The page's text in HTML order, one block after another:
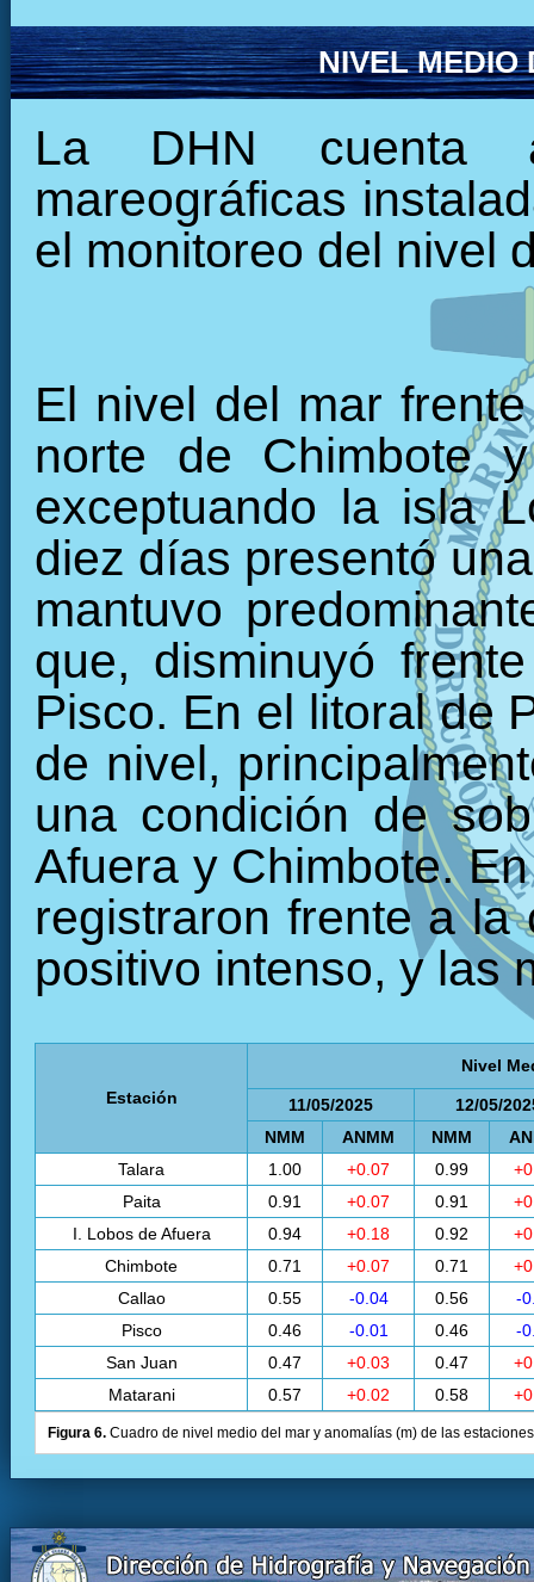
NIVEL MEDIO
La DHN cuenta
mareográficas
el monitoreo del nivel
El nivel del mar
norte de Chimbote
exceptuando la isla
diez días presentó
mantuvo
que, disminuyó
Pisco. En el litoral de
de nivel,
una condición de
Afuera y Chimbote.
registraron frente a la
positivo intenso, y las
Estación
Nivel
11/05/2025
12/05/
NMM
ANMM NMM
Talara
1.00 +0.07 0.99
Paita
0.91 +0.07 0.91
I. Lobos de Afuera
0.94 +0.18 0.92
Chimbote
0.71 +0.07 0.71
Callao
0.55 -0.04 0.56
-
Pisco
0.46 -0.01 0.46
-
San Juan
0.47 +0.03 0.47
Matarani
0.57 +0.02 0.58
Figura 6. Cuadro de nivel medio del mar y anomalías (m) de las